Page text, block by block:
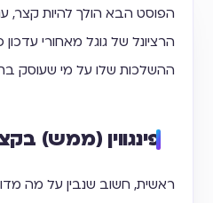
הפוסט הבא הולך להיות קצר,
הרציונל של גוגל מאחורי עדכון
ההשלכות שלו על מי שעוסק
פינגווין (ממש)
ראשית, חשוב שנבין על מה